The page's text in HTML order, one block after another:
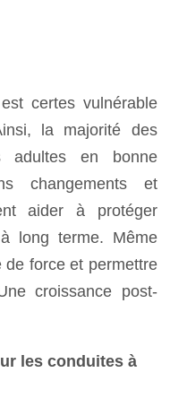
certes vulnérable
la majorité des
adultes en bonne
changements et
aider à protéger
long terme. Même
de force et permettre
croissance post-
les conduites à